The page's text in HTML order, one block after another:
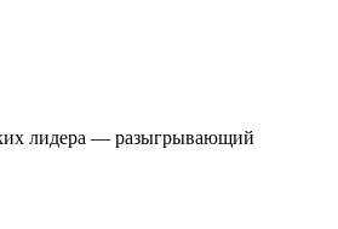
лидера — разыгрывающий